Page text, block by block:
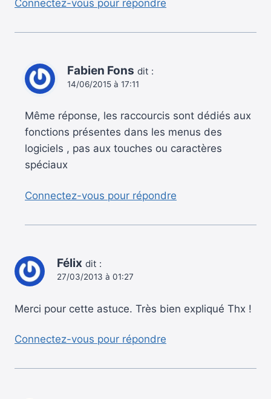
Connectez-vous pour répondre
Fabien Fons dit :
14/06/2015 à 17:11
Même réponse, les raccourcis sont dédiés aux
fonctions présentes dans les menus des
logiciels , pas aux touches ou caractères
spéciaux
Connectez-vous pour répondre
Félix dit :
27/03/2013 à 01:27
Merci pour cette astuce. Très bien expliqué Thx !
Connectez-vous pour répondre